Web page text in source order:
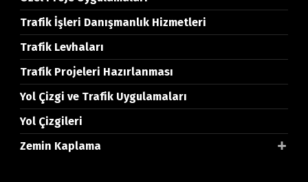
Trafik İşleri Danışmanlık Hizmetleri
Trafik Levhaları
Trafik Projeleri Hazırlanması
Yol Çizgi ve Trafik Uygulamaları
Yol Çizgileri
Zemin Kaplama